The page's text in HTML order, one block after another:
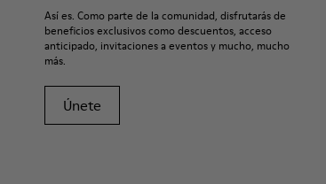
Así es. Como parte de la comunidad, disfrutarás de
beneficios exclusivos como descuentos, acceso
anticipado, invitaciones a eventos y mucho, mucho
más.
Únete